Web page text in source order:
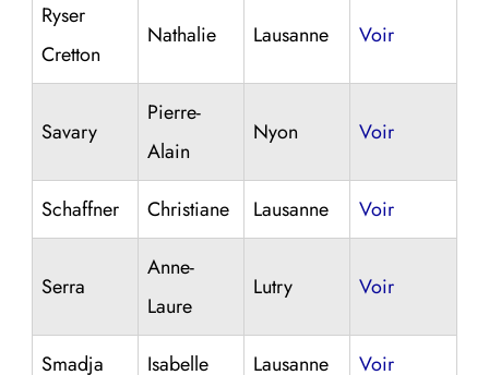
Ryser
Cretton
Nathalie Lausanne Voir
Savary
Pierre-
Alain
Nyon Voir
Schaffner Christiane Lausanne Voir
Serra
Anne-
Laure
Lutry Voir
Smadja Isabelle Lausanne Voir